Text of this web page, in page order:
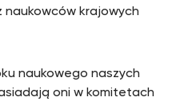
naukowców krajowych
naukowego naszych
oni w komitetach